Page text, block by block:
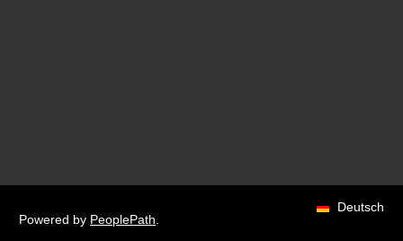
Deutsch
Powered by PeoplePath